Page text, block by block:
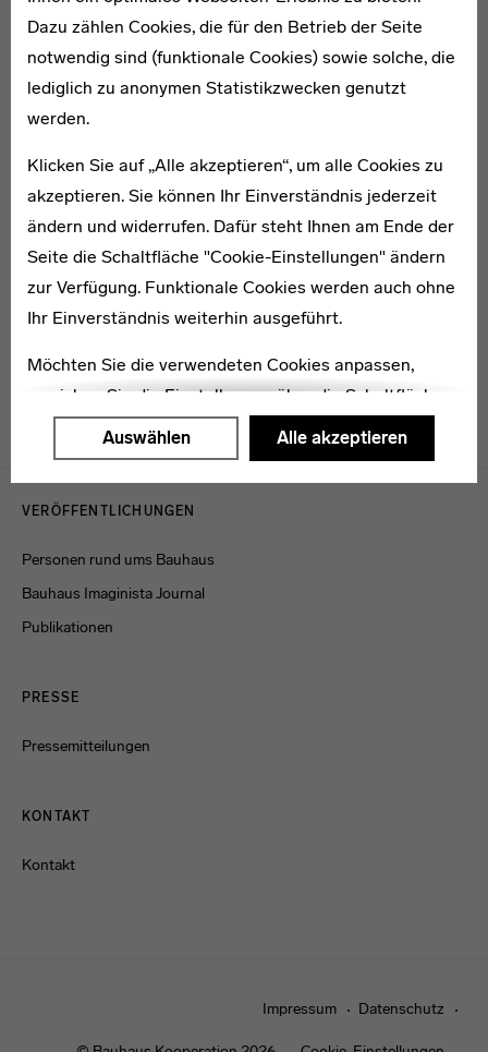
Dazu zählen Cookies, die für den Betrieb der Seite
notwendig sind (funktionale Cookies) sowie solche, die
lediglich zu anonymen Statistikzwecken genutzt
werden.
Klicken Sie auf „Alle akzeptieren“, um alle Cookies zu
akzeptieren. Sie können Ihr Einverständnis jederzeit
ändern und widerrufen. Dafür steht Ihnen am Ende der
Seite die Schaltfläche "Cookie-Einstellungen" ändern
zur Verfügung. Funktionale Cookies werden auch ohne
Ihr Einverständnis weiterhin ausgeführt.
Möchten Sie die verwendeten Cookies anpassen,
erreichen Sie die Einstellungen über die Schaltfläche
"Auswählen".
Datenschutzerklärung
Auswählen Alle akzeptieren
Edvard Heiberg
Menulinks
VERÖFFENTLICHUNGEN
Personen rund ums Bauhaus
Bauhaus Imaginista Journal
Publikationen
PRESSE
Pressemitteilungen
KONTAKT
Kontakt
Impressum Datenschutz